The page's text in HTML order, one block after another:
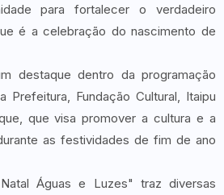
para fortalecer o verdadeiro
é a celebração do nascimento de
destaque dentro da programação
Prefeitura, Fundação Cultural, Itaipu
que visa promover a cultura e a
as festividades de fim de ano
Águas e Luzes" traz diversas